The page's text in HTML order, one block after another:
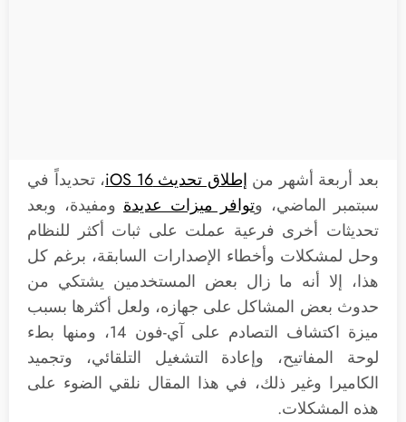
بعد أربعة أشهر من إطلاق تحديث iOS 16
، تحديداً في
سبتمبر الماضي، وتوافر ميزات عديدة ومفيدة، وبعد
تحديثات أخرى فرعية عملت على ثبات أكثر للنظام
وحل لمشكلات وأخطاء الإصدارات السابقة، برغم كل
هذا، إلا أنه ما زال بعض المستخدمين يشتكي من
حدوث بعض المشاكل على جهازه، ولعل أكثرها بسبب
ميزة اكتشاف التصادم على آي-فون 14، ومنها بطء
لوحة المفاتيح، وإعادة التشغيل التلقائي، وتجميد
الكاميرا وغير ذلك، في هذا المقال نلقي الضوء على
هذه المشكلات.